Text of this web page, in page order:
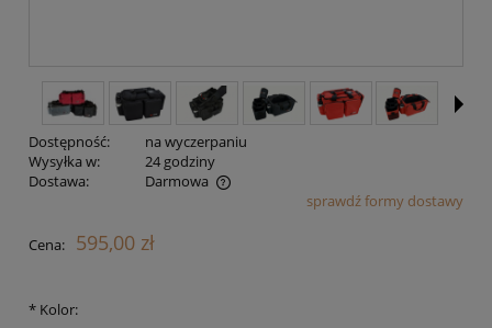
Dostępność:
na wyczerpaniu
Wysyłka w:
24 godziny
Dostawa:
Darmowa
Cena nie zawiera ewentualnych kosztów płatnościsprawdź formy dostawy
Cena: 595,00 zł
* Kolor: